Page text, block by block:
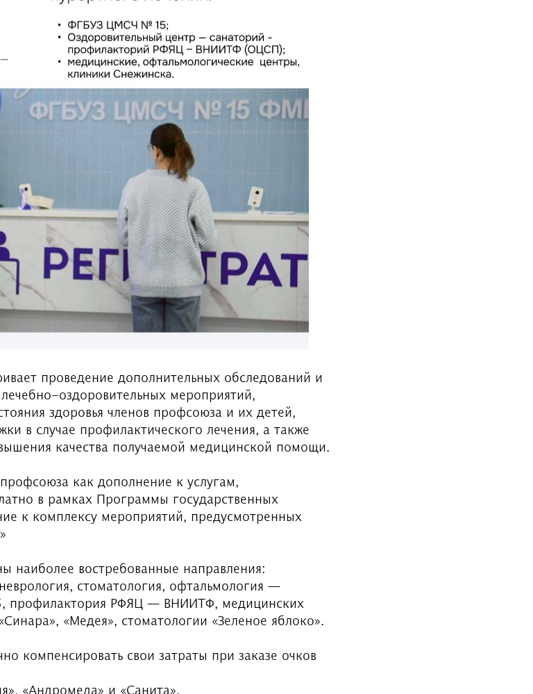
проведение дополнительных обследований и
оздоровительных мероприятий,
здоровья членов профсоюза и их детей,
в случае профилактического лечения, а также
качества получаемой медицинской помощи.
профсоюза как дополнение к услугам,
в рамках Программы государственных
к комплексу мероприятий, предусмотренных
наиболее востребованные направления:
стоматология, офтальмология —
профилактория РФЯЦ — ВНИИТФ, медицинских
«Медея», стоматологии «Зеленое яблоко».
компенсировать свои затраты при заказе очков
«Андромеда» и «Санита».